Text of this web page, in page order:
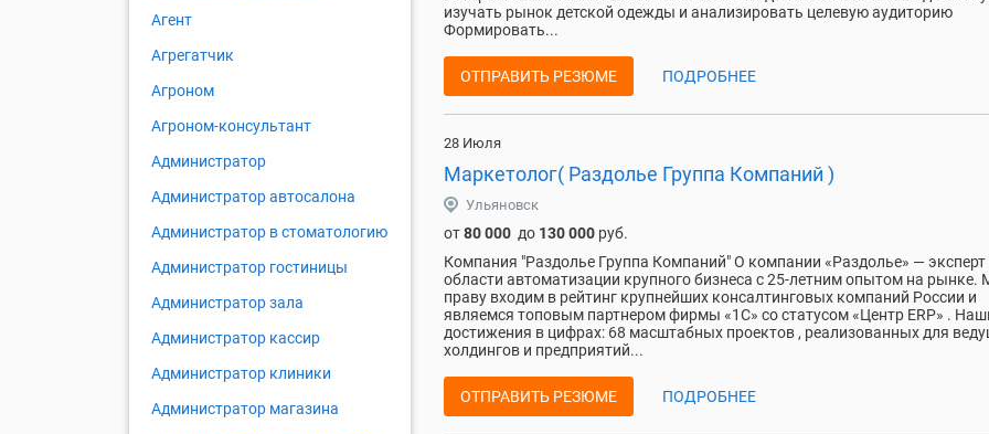
изучать рынок детской одежды и анализировать целевую аудиторию
Формировать...
ОТПРАВИТЬ РЕЗЮМЕ ПОДРОБНЕЕ
28 Июля
Маркетолог( Раздолье Группа Компаний )
Ульяновск
от80 000 до 130 000 руб.
Компания "Раздолье Группа Компаний" О компании «Раздолье» — эксперт
области автоматизации крупного бизнеса с 25-летним опытом на рынке.
праву входим в рейтинг крупнейших консалтинговых компаний России и
являемся топовым партнером фирмы «1С» со статусом «Центр ERP» .
достижения в цифрах: 68 масштабных проектов , реализованных для
холдингов и предприятий...
ОТПРАВИТЬ РЕЗЮМЕ ПОДРОБНЕЕ
Агент
Агрегатчик
Агроном
Агроном-консультант
Администратор
Администратор автосалона
Администратор в стоматологию
Администратор гостиницы
Администратор зала
Администратор кассир
Администратор клиники
Администратор магазина